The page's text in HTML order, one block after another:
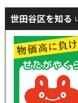
世田谷区を知る